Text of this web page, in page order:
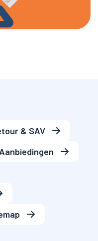
& SAV
Aanbiedingen